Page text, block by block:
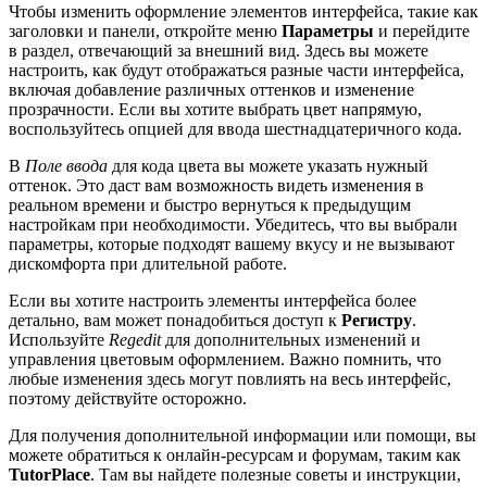
Чтобы изменить оформление элементов интерфейса, такие как
заголовки и панели, откройте меню Параметры и перейдите
в раздел, отвечающий за внешний вид. Здесь вы можете
настроить, как будут отображаться разные части интерфейса,
включая добавление различных оттенков и изменение
прозрачности. Если вы хотите выбрать цвет напрямую,
воспользуйтесь опцией для ввода шестнадцатеричного кода.
В Поле ввода для кода цвета вы можете указать нужный
оттенок. Это даст вам возможность видеть изменения в
реальном времени и быстро вернуться к предыдущим
настройкам при необходимости. Убедитесь, что вы выбрали
параметры, которые подходят вашему вкусу и не вызывают
дискомфорта при длительной работе.
Если вы хотите настроить элементы интерфейса более
детально, вам может понадобиться доступ к Регистру.
Используйте Regeditдля дополнительных изменений и
управления цветовым оформлением. Важно помнить, что
любые изменения здесь могут повлиять на весь интерфейс,
поэтому действуйте осторожно.
Для получения дополнительной информации или помощи, вы
можете обратиться к онлайн-ресурсам и форумам, таким как
TutorPlace. Там вы найдете полезные советы и инструкции,